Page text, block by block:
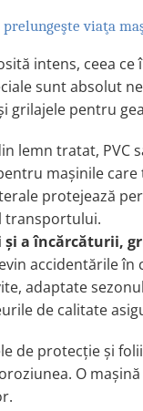
viaţa
intens, ceea
sunt absolut
grilajele pentru
lemn tratat, PVC
maşinile
protejează
transportului.
a încărcăturii,
accidentările
adaptate
de calitate
de protecţie şi
O